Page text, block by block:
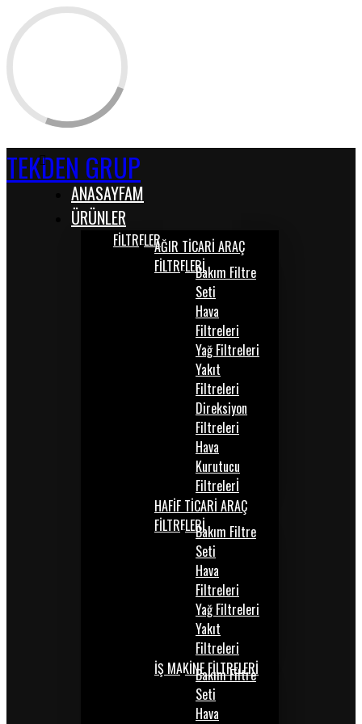
TEKDEN GRUP
ANASAYFAM
ÜRÜNLER
FİLTRELERAĞIR TİCARİ ARAÇ
FİLTRELERİBakım Filtre
Seti
Hava
Filtreleri
Yağ Filtreleri
Yakıt
Filtreleri
Direksiyon
Filtreleri
Hava
Kurutucu
Filtrelerİ
HAFİF TİCARİ ARAÇ
FİLTRELERİBakım Filtre
Seti
Hava
Filtreleri
Yağ Filtreleri
Yakıt
Filtreleri
İŞ MAKİNE FİLTRELERİ
Bakım Filtre
Seti
Hava